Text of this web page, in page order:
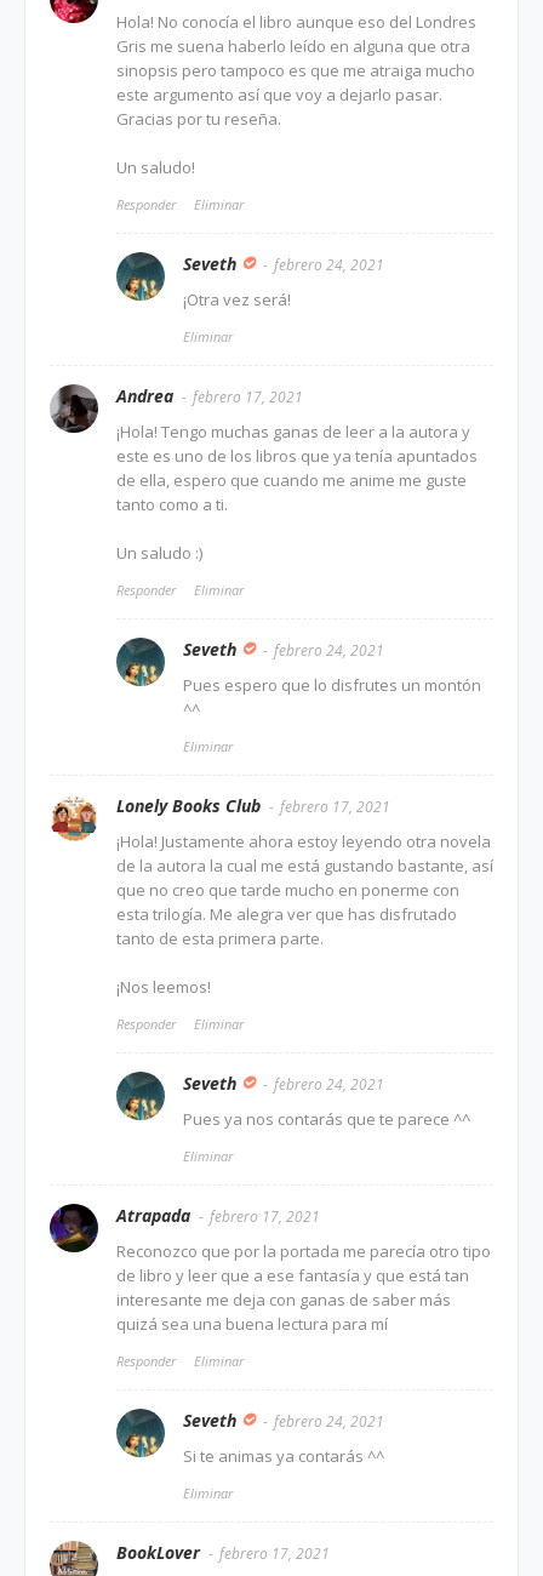
Hola! No conocía el libro aunque eso del Londres
Gris me suena haberlo leído en alguna que otra
sinopsis pero tampoco es que me atraiga mucho
este argumento así que voy a dejarlo pasar.
Gracias por tu reseña.
Un saludo!
Responder Eliminar
Seveth febrero 24, 2021
¡Otra vez será!
Eliminar
Andrea febrero 17, 2021
¡Hola! Tengo muchas ganas de leer a la autora y
este es uno de los libros que ya tenía apuntados
de ella, espero que cuando me anime me guste
tanto como a ti.
Un saludo :)
Responder Eliminar
Seveth febrero 24, 2021
Pues espero que lo disfrutes un montón
^^
Eliminar
Lonely Books Club febrero 17, 2021
¡Hola! Justamente ahora estoy leyendo otra novela
de la autora la cual me está gustando bastante, así
que no creo que tarde mucho en ponerme con
esta trilogía. Me alegra ver que has disfrutado
tanto de esta primera parte.
¡Nos leemos!
Responder Eliminar
Seveth febrero 24, 2021
Pues ya nos contarás que te parece ^^
Eliminar
Atrapada febrero 17, 2021
Reconozco que por la portada me parecía otro tipo
de libro y leer que a ese fantasía y que está tan
interesante me deja con ganas de saber más
quizá sea una buena lectura para mí
Responder Eliminar
Seveth febrero 24, 2021
Si te animas ya contarás ^^
Eliminar
BookLover febrero 17, 2021